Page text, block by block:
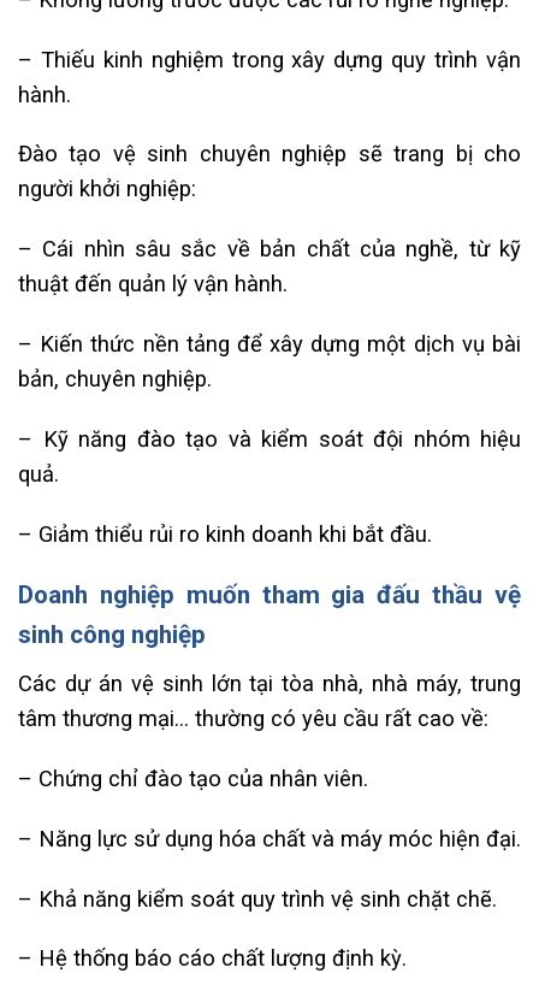
– Thiếu kinh nghiệm trong xây dựng quy trình vận
hành.
Đào tạo vệ sinh chuyên nghiệp sẽ trang bị cho
người khởi nghiệp:
– Cái nhìn sâu sắc về bản chất của nghề, từ kỹ
thuật đến quản lý vận hành.
– Kiến thức nền tảng để xây dựng một dịch vụ bài
bản, chuyên nghiệp.
– Kỹ năng đào tạo và kiểm soát đội nhóm hiệu
quả.
– Giảm thiểu rủi ro kinh doanh khi bắt đầu.
Doanh nghiệp muốn tham gia đấu thầu vệ
sinh công nghiệp
Các dự án vệ sinh lớn tại tòa nhà, nhà máy, trung
tâm thương mại… thường có yêu cầu rất cao về:
– Chứng chỉ đào tạo của nhân viên.
– Năng lực sử dụng hóa chất và máy móc hiện đại.
– Khả năng kiểm soát quy trình vệ sinh chặt chẽ.
– Hệ thống báo cáo chất lượng định kỳ.